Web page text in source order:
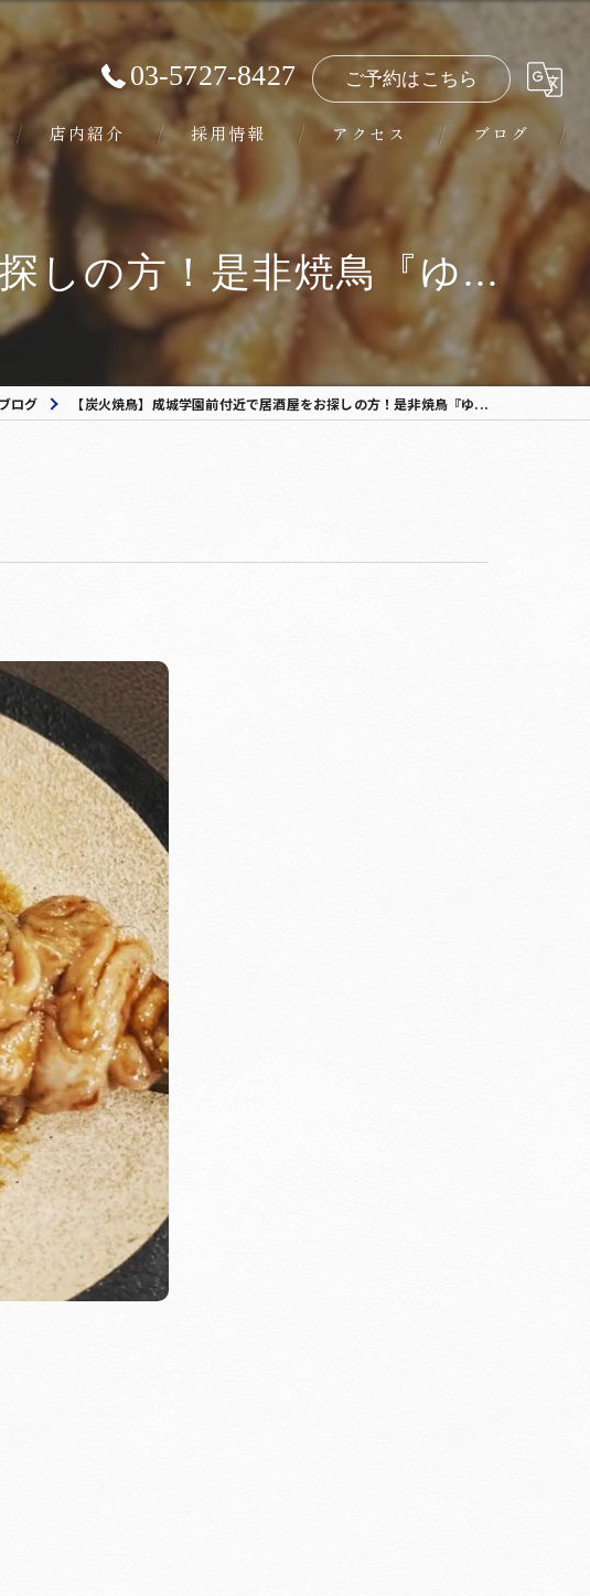
03-5727-8427 ご予約はこちら
店内紹介 採用情報 アクセス ブログ
しの方！是非焼鳥『ゆ...
ブログ 【炭火焼鳥】成城学園前付近で居酒屋をお探しの方！是非焼鳥『ゆ...